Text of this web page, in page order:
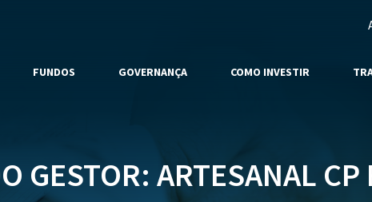
FUNDOS GOVERNANÇA COMO INVESTIR
GESTOR: ARTESANAL CP